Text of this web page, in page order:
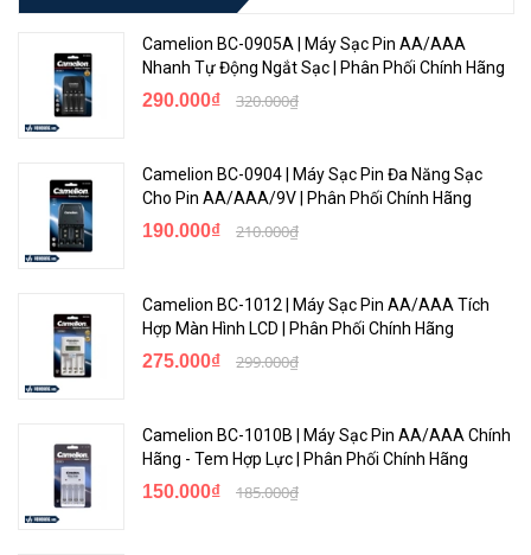
Camelion BC-0905A | Máy Sạc Pin AA/AAA
Nhanh Tự Động Ngắt Sạc | Phân Phối Chính Hãng
290.000₫ 320.000₫
Camelion BC-0904 | Máy Sạc Pin Đa Năng Sạc
Cho Pin AA/AAA/9V | Phân Phối Chính Hãng
190.000₫ 210.000₫
Camelion BC-1012 | Máy Sạc Pin AA/AAA Tích
Hợp Màn Hình LCD | Phân Phối Chính Hãng
275.000₫ 299.000₫
Camelion BC-1010B | Máy Sạc Pin AA/AAA Chính
Hãng - Tem Hợp Lực | Phân Phối Chính Hãng
150.000₫ 185.000₫